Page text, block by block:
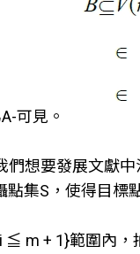
可見。
們想要發展文獻
集S，使得目標
m + 1}範圍內，